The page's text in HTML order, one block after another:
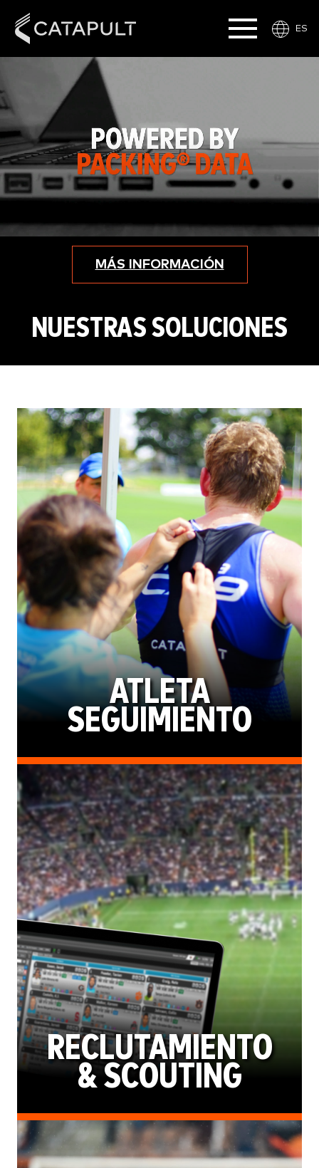
ES
MÁS INFORMACIÓN
NUESTRAS SOLUCIONES
ATLETA
SEGUIMIENTO
RECLUTAMIENTO
& SCOUTING